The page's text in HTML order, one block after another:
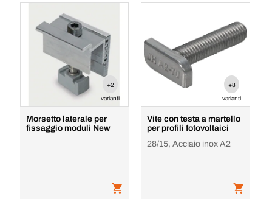
+2
varianti
Morsetto laterale per
fissaggio moduli New
+8
varianti
Vite con testa a martello
per profili fotovoltaici
28/15, Acciaio inox A2